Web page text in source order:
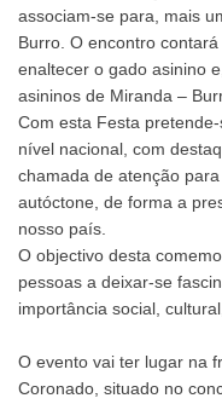
associam-se para, mais
Burro. O encontro
enaltecer o gado asinino
asininos de Miranda –
Com esta Festa
nível nacional, com
chamada de atenção
autóctone, de forma a
nosso país.
O objectivo desta
pessoas a deixar-se
importância social,
O evento vai ter lugar na
Coronado, situado no